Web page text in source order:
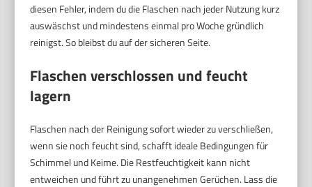
diesen Fehler, indem du die Flaschen nach jeder Nutzung kurz
auswäschst und mindestens einmal pro Woche gründlich
reinigst. So bleibst du auf der sicheren Seite.
Flaschen verschlossen und feucht
lagern
Flaschen nach der Reinigung sofort wieder zu verschließen,
wenn sie noch feucht sind, schafft ideale Bedingungen für
Schimmel und Keime. Die Restfeuchtigkeit kann nicht
entweichen und führt zu unangenehmen Gerüchen. Lass die